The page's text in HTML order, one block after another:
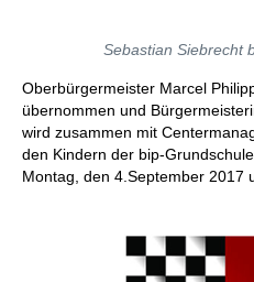
Sebastian Siebrecht
Oberbürgermeister Marcel
übernommen und
wird zusammen mit
den Kindern der bip-
Montag, den 4.September 2017